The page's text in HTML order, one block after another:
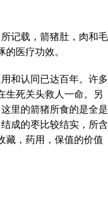
记载，箭猪肚，肉和毛
医疗功效。
和认同已达百年。许多
生死关头救人一命。另
里的箭猪所食的是全是
成的枣比较结实，所含
藏，药用，保值的价值